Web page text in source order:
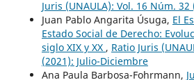
Juris (UNAULA): Vol. 16 Núm.
Juan Pablo Angarita Úsuga, El
Estado Social de Derecho:
siglo XIX y XX , Ratio Juris
(2021): Julio-Diciembre
Ana Paula Barbosa-Fohrmann,